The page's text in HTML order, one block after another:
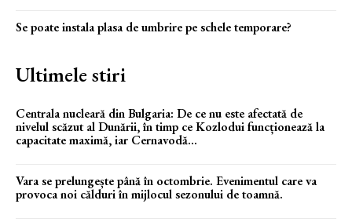
Se poate instala plasa de umbrire pe schele temporare?
Ultimele stiri
Centrala nucleară din Bulgaria: De ce nu este afectată de
nivelul scăzut al Dunării, în timp ce Kozlodui funcționează la
capacitate maximă, iar Cernavodă...
Vara se prelungește până în octombrie. Evenimentul care va
provoca noi călduri în mijlocul sezonului de toamnă.